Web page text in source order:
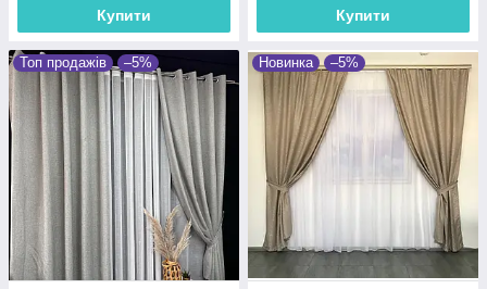
Купити Купити
Топ продажів –5% Новинка –5%